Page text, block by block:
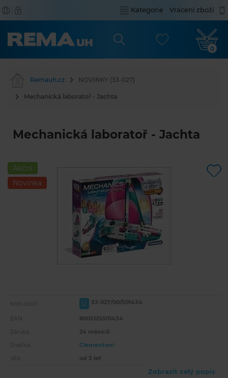
Kategorie Vrácení zboží
0
Remauh.cz NOVINKY (33-027)
Mechanická laboratoř - Jachta
Mechanická laboratoř - Jachta
Akční
Novinka
Kód zboží: U 33-027/00/501434
EAN:
8005125501434
Záruka:
24 měsíců
Značka:
Clementoni
Věk:
od 3 let
Zobrazit celý popis